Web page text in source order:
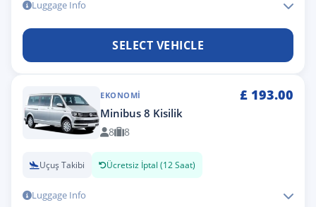
Luggage Info
SELECT VEHICLE
EKONOMI £ 193.00
Minibus 8 Kisilik
8 8
Uçuş Takibi Ücretsiz İptal (12 Saat)
Luggage Info